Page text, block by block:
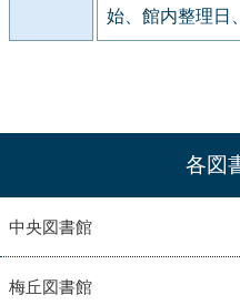
始、館内整理日
各図
中央図書館
梅丘図書館